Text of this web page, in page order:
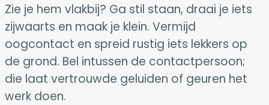
Zie je hem vlakbij? Ga stil staan, draai je iets
zijwaarts en maak je klein. Vermijd
oogcontact en spreid rustig iets lekkers op
de grond. Bel intussen de contactpersoon;
die laat vertrouwde geluiden of geuren het
werk doen.